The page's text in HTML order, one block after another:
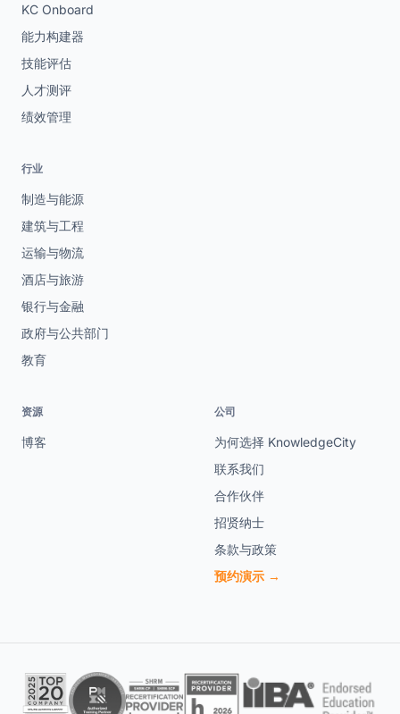
KC Onboard
能力构建器
技能评估
人才测评
绩效管理
行业
制造与能源
建筑与工程
运输与物流
酒店与旅游
银行与金融
政府与公共部门
教育
资源
博客
公司
为何选择 KnowledgeCity
联系我们
合作伙伴
招贤纳士
条款与政策
预约演示 →